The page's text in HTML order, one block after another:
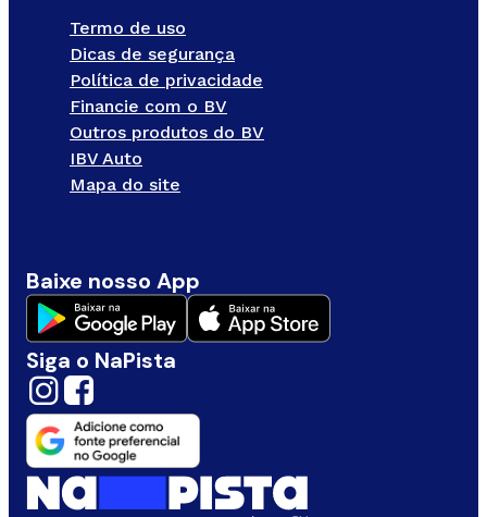
Termo de uso
Dicas de segurança
Política de privacidade
Financie com o BV
Outros produtos do BV
IBV Auto
Mapa do site
Baixe nosso App
Siga o NaPista